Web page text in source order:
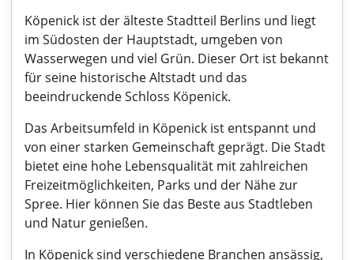
Köpenick ist der älteste Stadtteil Berlins und liegt
im Südosten der Hauptstadt, umgeben von
Wasserwegen und viel Grün. Dieser Ort ist bekannt
für seine historische Altstadt und das
beeindruckende Schloss Köpenick.
Das Arbeitsumfeld in Köpenick ist entspannt und
von einer starken Gemeinschaft geprägt. Die Stadt
bietet eine hohe Lebensqualität mit zahlreichen
Freizeitmöglichkeiten, Parks und der Nähe zur
Spree. Hier können Sie das Beste aus Stadtleben
und Natur genießen.
In Köpenick sind verschiedene Branchen ansässig,